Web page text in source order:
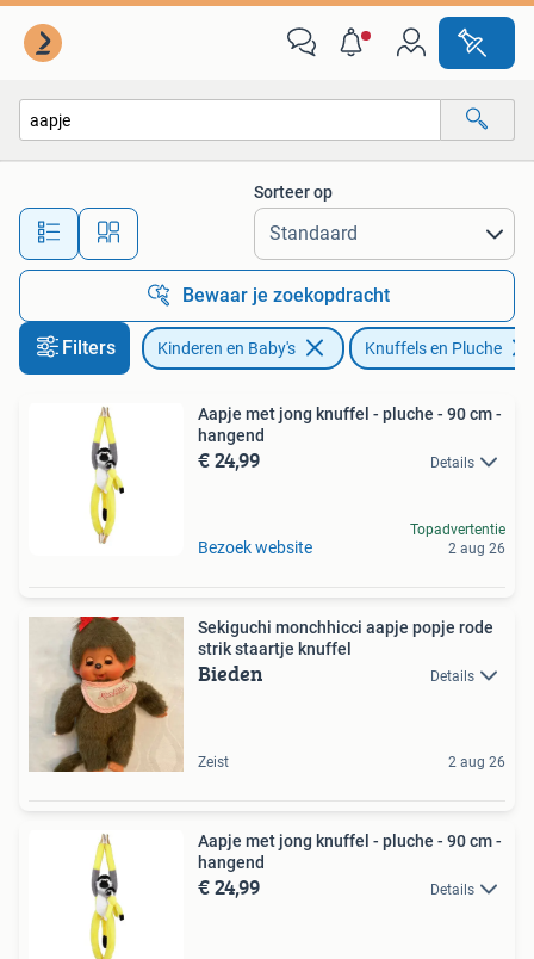
Alle afstanden…
Sorteer op
Bewaar je zoekopdracht
Filters Kinderen en Baby's Knuffels en Pluche
Aapje met jong knuffel - pluche - 90 cm -
hangend
€ 24,99 Details
Bezoek website
Topadvertentie
2 aug 26
Sekiguchi monchhicci aapje popje rode
strik staartje knuffel
Bieden Details
Zeist 2 aug 26
Aapje met jong knuffel - pluche - 90 cm -
hangend
€ 24,99 Details